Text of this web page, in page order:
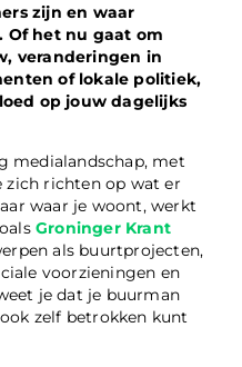
zijn en waar
Of het nu gaat om
veranderingen in
of lokale politiek,
op jouw dagelijks
medialandschap, met
zich richten op wat er
waar je woont, werkt
Groninger Krant
als buurtprojecten,
voorzieningen en
je dat je buurman
zelf betrokken kunt